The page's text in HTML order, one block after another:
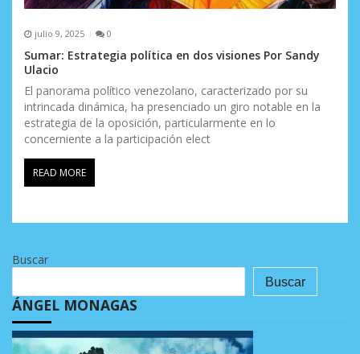
julio 9, 2025 0
Sumar: Estrategia política en dos visiones Por Sandy
Ulacio
El panorama político venezolano, caracterizado por su
intrincada dinámica, ha presenciado un giro notable en la
estrategia de la oposición, particularmente en lo
concerniente a la participación elect
READ MORE
Buscar
Buscar
ÁNGEL MONAGAS